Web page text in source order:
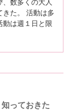
、数多くの大人
きた。 活動は多
動は週１日と限
っておきた